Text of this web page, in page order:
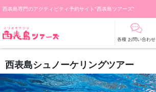
西表島専門のアクティビティ予約サイト"西表島ツアーズ"
各種 お問い合わせ
西表島シュノーケリングツアー